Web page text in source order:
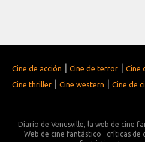
Cine de acción Cine de terror Cine
Cine thriller Cine western Cine de
Diario de Venusville, la web de cine
Web de cine fantástico
críticas de